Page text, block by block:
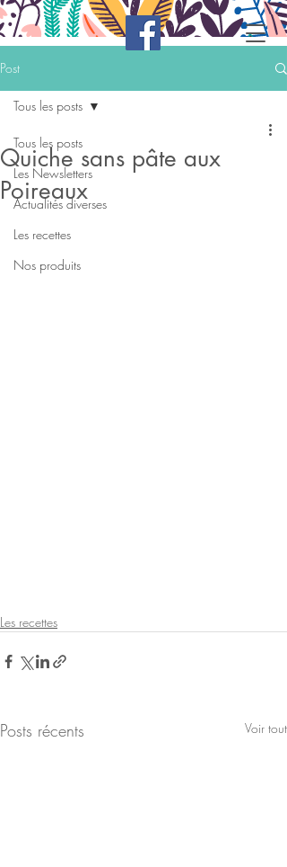
Post
Tous les posts
Les Newsletters
Actualités diverses
Les recettes
Nos produits
Tous les posts
Quiche sans pâte aux
Poireaux
Les recettes
Posts récents Voir tout